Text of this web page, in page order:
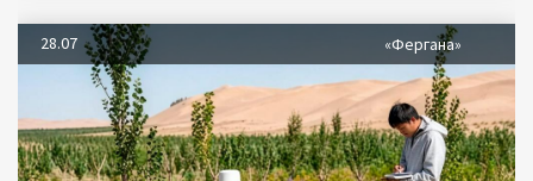
28.07 «Фергана»